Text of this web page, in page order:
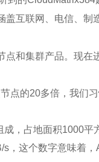
互联网、电信、
和集群产品。现在
的20多倍，我们
，占地面积1000平
这个数字意味着